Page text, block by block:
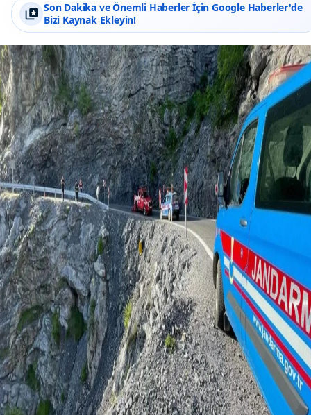
Son Dakika ve Önemli Haberler İçin Google Haberler'de
Bizi Kaynak Ekleyin!